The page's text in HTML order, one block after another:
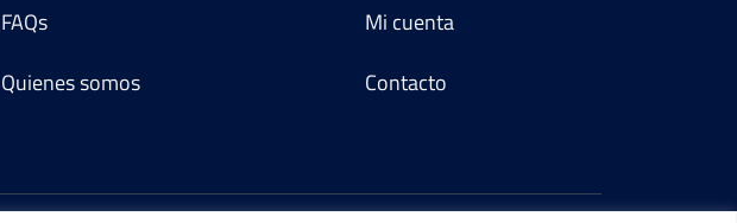
FAQs
Quienes somos
Mi cuenta
Contacto